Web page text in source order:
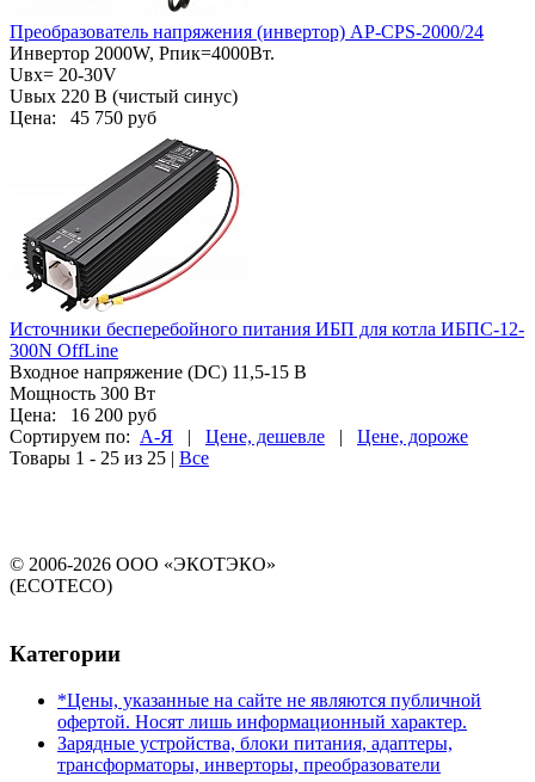
Преобразователь напряжения (инвертор) AP-СPS-2000/24
Инвертор 2000W, Pпик=4000Вт.
Uвх= 20-30V
Uвых 220 В (чистый синус)
Цена: 45 750 руб
Источники бесперебойного питания ИБП для котла ИБПС-12-
300N OffLine
Входное напряжение (DC) 11,5-15 В
Мощность 300 Вт
Цена: 16 200 руб
Сортируем по: А-Я | Цене, дешевле | Цене, дороже
Товары 1 - 25 из 25 | Все
© 2006-2026 ООО «ЭКОТЭКО»
(ECOTECO)
Категории
*Цены, указанные на сайте не являются публичной
офертой. Носят лишь информационный характер.
Зарядные устройства, блоки питания, адаптеры,
трансформаторы, инверторы, преобразователи